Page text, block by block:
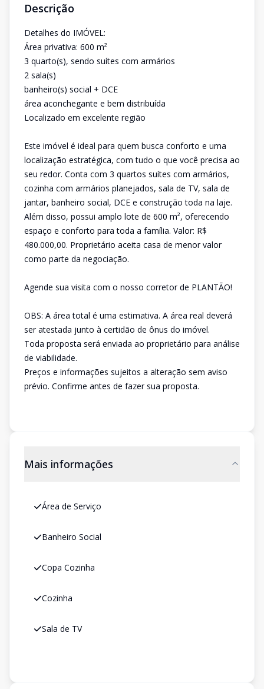
Descrição
Detalhes do IMÓVEL:
Área privativa: 600 m²
3 quarto(s), sendo suítes com armários
2 sala(s)
banheiro(s) social + DCE
área aconchegante e bem distribuída
Localizado em excelente região
Este imóvel é ideal para quem busca conforto e uma
localização estratégica, com tudo o que você precisa ao
seu redor. Conta com 3 quartos suítes com armários,
cozinha com armários planejados, sala de TV, sala de
jantar, banheiro social, DCE e construção toda na laje.
Além disso, possui amplo lote de 600 m², oferecendo
espaço e conforto para toda a família. Valor: R$
480.000,00. Proprietário aceita casa de menor valor
como parte da negociação.
Agende sua visita com o nosso corretor de PLANTÃO!
OBS: A área total é uma estimativa. A área real deverá
ser atestada junto à certidão de ônus do imóvel.
Toda proposta será enviada ao proprietário para análise
de viabilidade.
Preços e informações sujeitos a alteração sem aviso
prévio. Confirme antes de fazer sua proposta.
Mais informações
Área de Serviço
Banheiro Social
Copa Cozinha
Cozinha
Sala de TV